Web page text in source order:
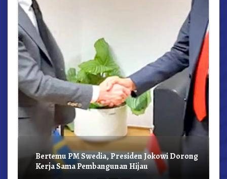
Bertemu PM Swedia, Presiden Jokowi Dorong
Kerja Sama Pembangunan Hijau